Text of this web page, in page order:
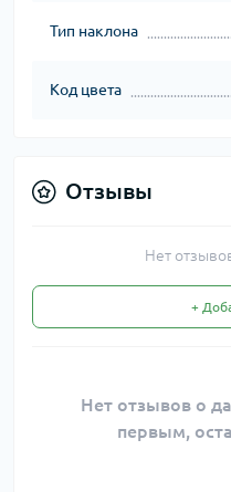
Тип наклона
Код цвета
Отзывы
Нет
+
Нет отзывов о
первым,